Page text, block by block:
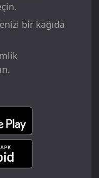
bir kağıda